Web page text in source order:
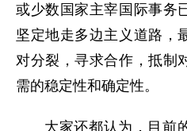
或少数国家主宰国际事务
坚定地走多边主义道路，
对分裂，寻求合作，抵制
需的稳定性和确定性。
大家还都认为，目前